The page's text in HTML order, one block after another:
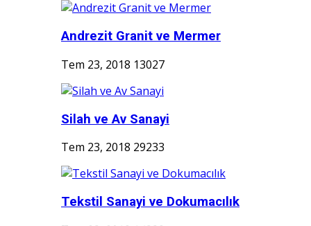
Andrezit Granit ve Mermer
Tem 23, 2018 13027
Silah ve Av Sanayi
Tem 23, 2018 29233
Tekstil Sanayi ve Dokumacılık